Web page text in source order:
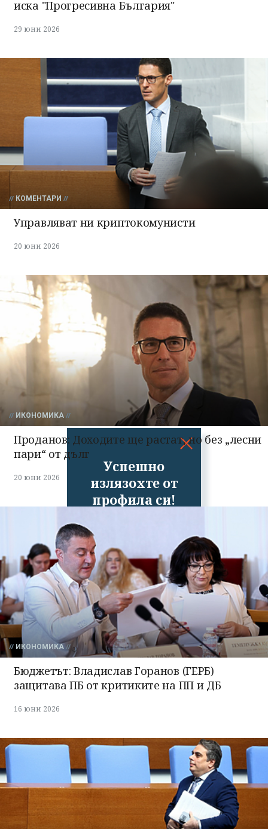
Успешно
излязохте от
профила си!
иска "Прогресивна България"
29 юни 2026
КОМЕНТАРИ
Управляват ни криптокомунисти
20 юни 2026
ИКОНОМИКА
Проданов: Доходите ще растат, но без „лесни
пари“ от дълг
20 юни 2026
ИКОНОМИКА
Бюджетът: Владислав Горанов (ГЕРБ)
защитава ПБ от критиките на ПП и ДБ
16 юни 2026